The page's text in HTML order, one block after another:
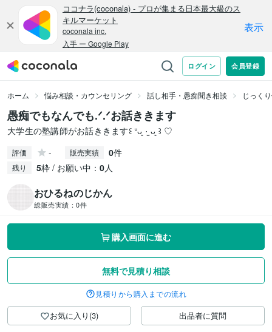
ホーム 悩み相談・カウンセリング 話し相手・愚痴聞き相談 じっく
愚痴でもなんでも.ᐟ.ᐟお話ききます
大学生の塾講師がお話ききます꒰ ᐡᴗ͈ ·̫ ᴗ͈ ꒱ ♡
評価 - 販売実績 0件
残り 5枠 / お願い中： 0人
おひるねのじかん
総販売実績： 0件
購入画面に進む
無料で見積り相談
見積りから購入までの流れ
お気に入り(3) 出品者に質問